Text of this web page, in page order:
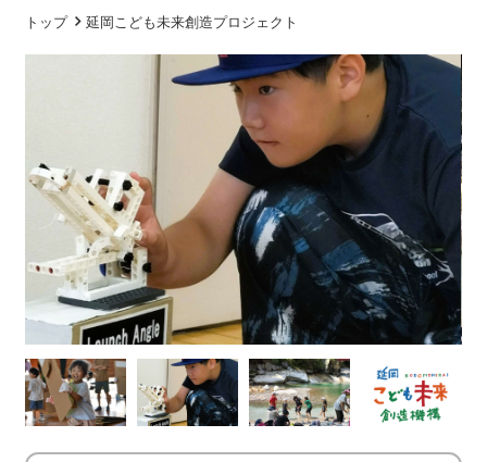
トップ 延岡こども未来創造プロジェクト